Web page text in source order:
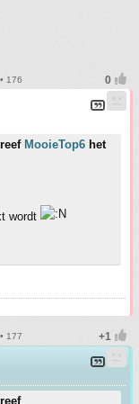
176
MooieTop6 het
wordt
177